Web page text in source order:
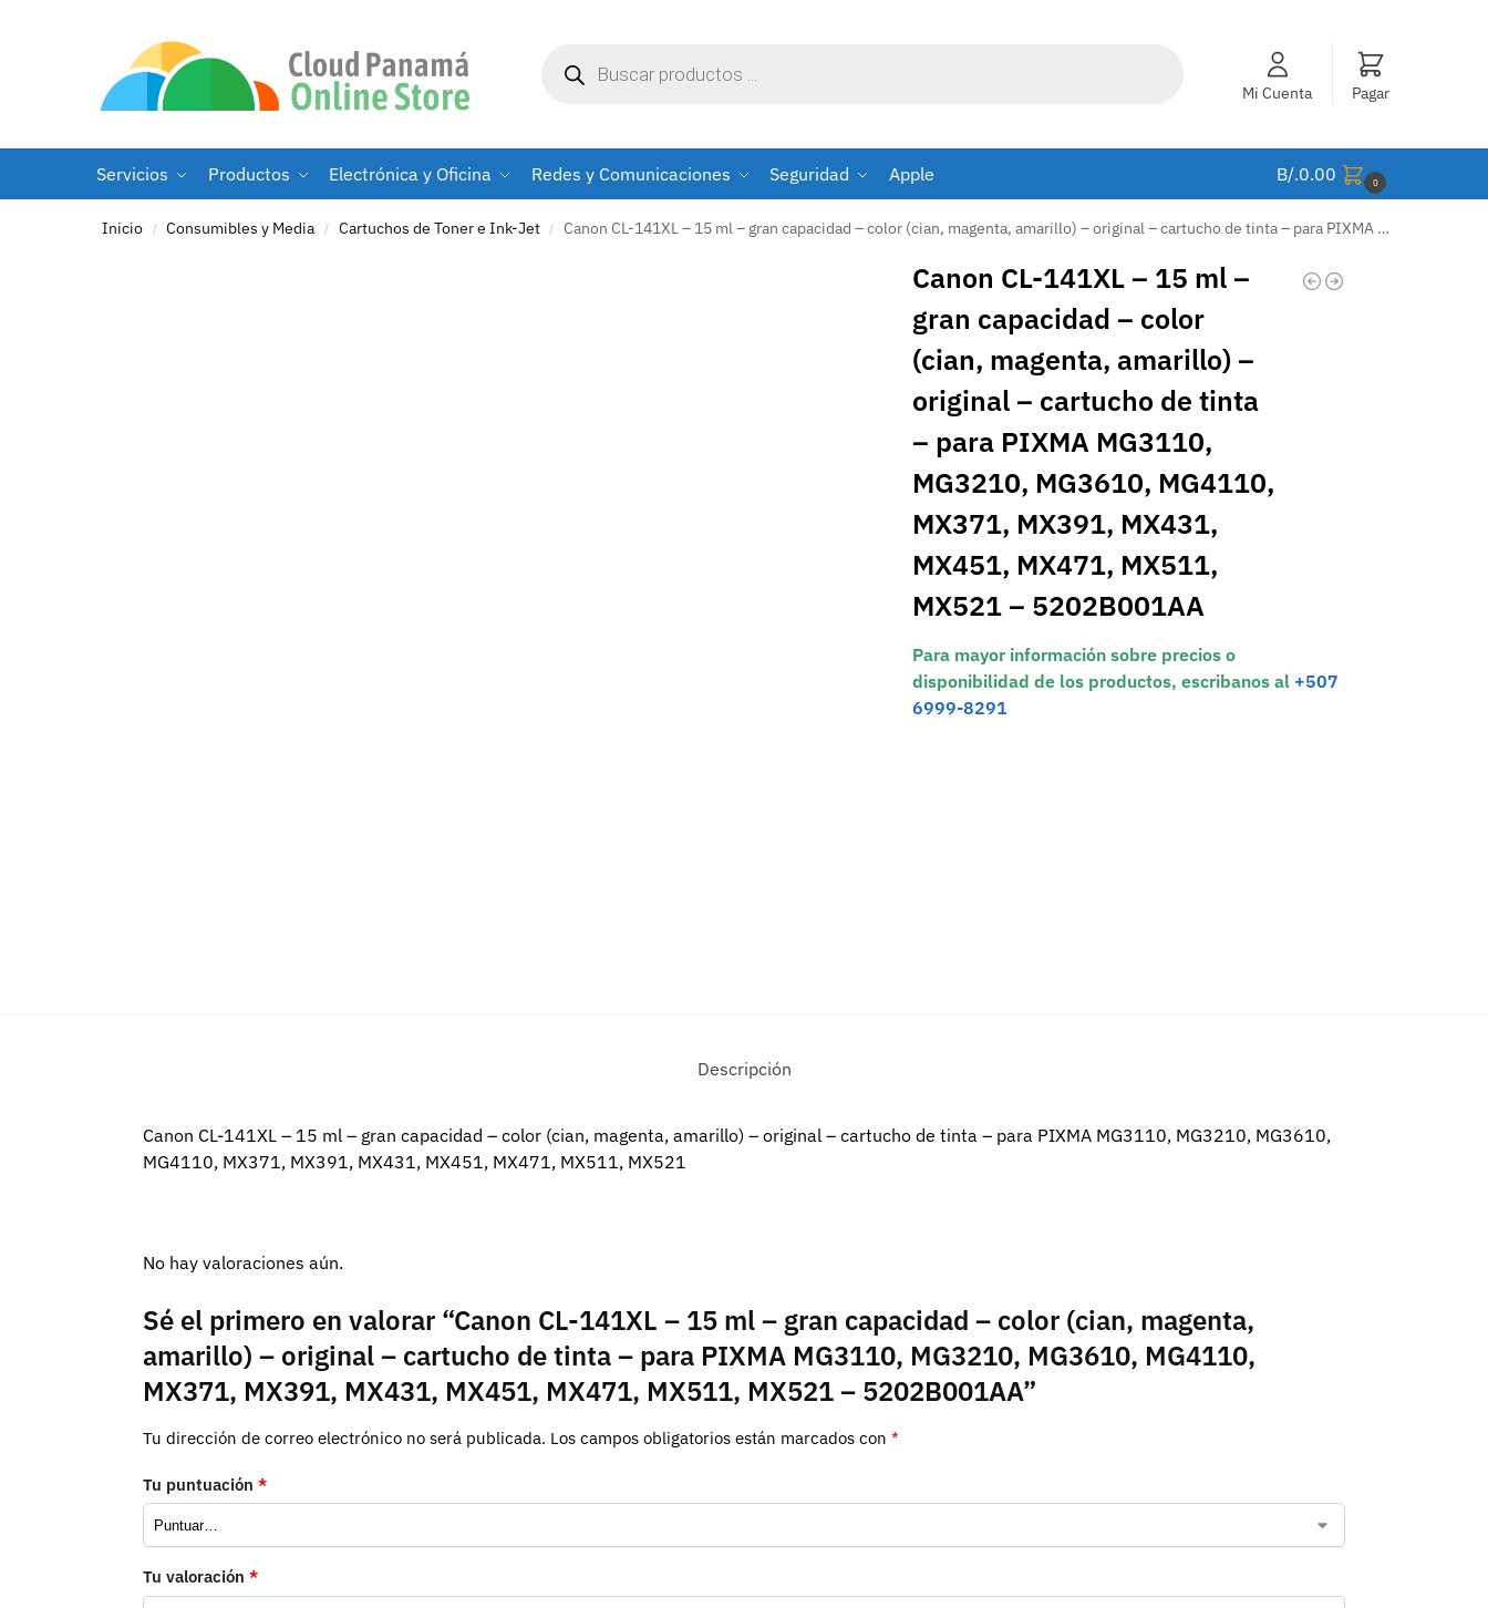
Mi Cuenta Pagar
Servicios Productos Electrónica y Oficina Redes y Comunicaciones Seguridad Apple B/.0.00 0
Inicio / Consumibles y Media / Cartuchos de Toner e Ink-Jet / Canon CL-141XL – 15 ml – gran capacidad – color (cian, magenta, amarillo) – original – cartucho de tinta – para PIXMA MG3110, MG3210, MG3610, MG4110, MX371, MX391, MX431, MX451, MX471, MX511, MX521 – 5202B001AA
Canon CL-141XL – 15 ml –
gran capacidad – color
(cian, magenta, amarillo) –
original – cartucho de tinta
– para PIXMA MG3110,
MG3210, MG3610, MG4110,
MX371, MX391, MX431,
MX451, MX471, MX511,
MX521 – 5202B001AA
Para mayor información sobre precios o
disponibilidad de los productos, escribanos al +507
6999-8291
Descripción
Canon CL-141XL – 15 ml – gran capacidad – color (cian, magenta, amarillo) – original – cartucho de tinta – para PIXMA MG3110, MG3210, MG3610,
MG4110, MX371, MX391, MX431, MX451, MX471, MX511, MX521
No hay valoraciones aún.
Sé el primero en valorar “Canon CL-141XL – 15 ml – gran capacidad – color (cian, magenta,
amarillo) – original – cartucho de tinta – para PIXMA MG3110, MG3210, MG3610, MG4110,
MX371, MX391, MX431, MX451, MX471, MX511, MX521 – 5202B001AA”
Tu dirección de correo electrónico no será publicada. Los campos obligatorios están marcados con *
Tu puntuación *
Tu valoración *